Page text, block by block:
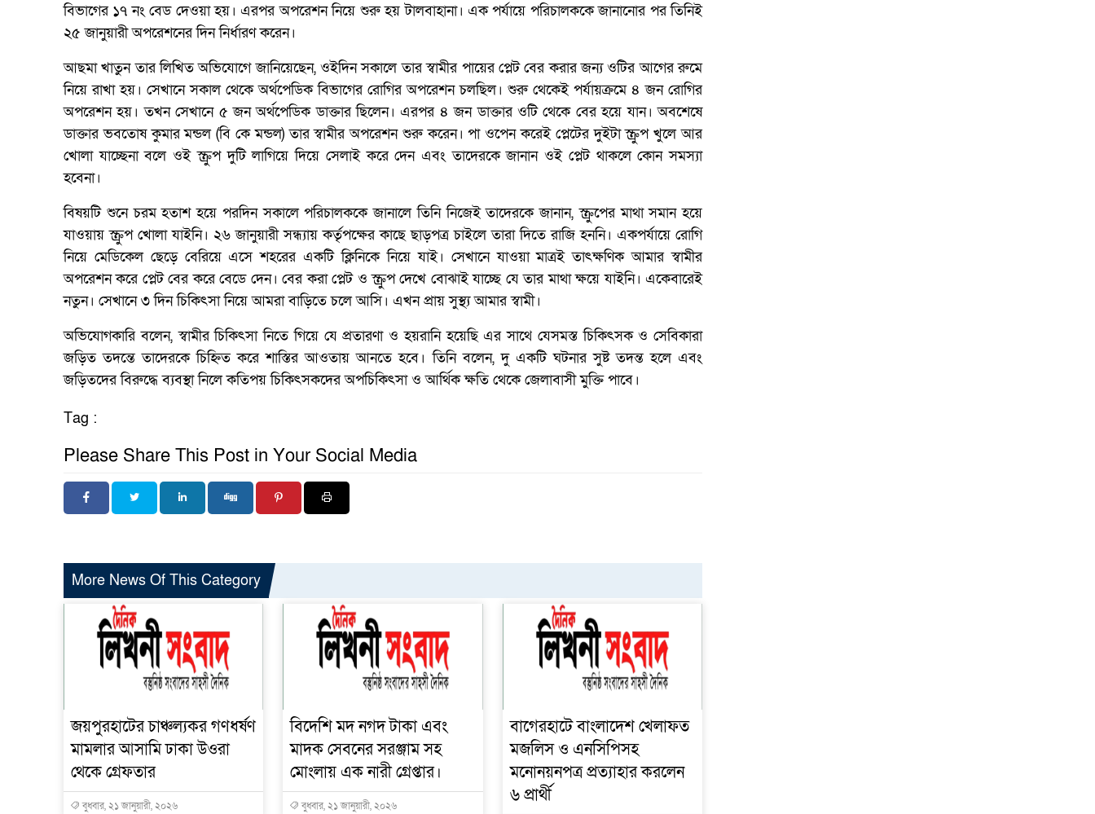
বিভাগের ১৭ নং বেড দেওয়া হয়। এরপর অপরেশন নিয়ে শুরু হয় টালবাহানা। এক পর্যায়ে পরিচালককে জানানোর পর তিনিই
২৫ জানুয়ারী অপরেশনের দিন নির্ধারণ করেন।
আছমা খাতুন তার লিখিত অভিযোগে জানিয়েছেন, ওইদিন সকালে তার স্বামীর পায়ের প্লেট বের করার জন্য ওটির আগের রুমে
নিয়ে রাখা হয়। সেখানে সকাল থেকে অর্থপেডিক বিভাগের রোগির অপরেশন চলছিল। শুরু থেকেই পর্যায়ক্রমে ৪ জন রোগির
অপরেশন হয়। তখন সেখানে ৫ জন অর্থপেডিক ডাক্তার ছিলেন। এরপর ৪ জন ডাক্তার ওটি থেকে বের হয়ে যান। অবশেষে
ডাক্তার ভবতোষ কুমার মন্ডল (বি কে মন্ডল) তার স্বামীর অপরেশন শুরু করেন। পা ওপেন করেই প্লেটের দুইটা স্ক্রুপ খুলে আর
খোলা যাচ্ছেনা বলে ওই স্ক্রুপ দুটি লাগিয়ে দিয়ে সেলাই করে দেন এবং তাদেরকে জানান ওই প্লেট থাকলে কোন সমস্যা
হবেনা।
বিষয়টি শুনে চরম হতাশ হয়ে পরদিন সকালে পরিচালককে জানালে তিনি নিজেই তাদেরকে জানান, স্ক্রুপের মাথা সমান হয়ে
যাওয়ায় স্ক্রুপ খোলা যাইনি। ২৬ জানুয়ারী সন্ধ্যায় কর্তৃপক্ষের কাছে ছাড়পত্র চাইলে তারা দিতে রাজি হননি। একপর্যায়ে রোগি
নিয়ে মেডিকেল ছেড়ে বেরিয়ে এসে শহরের একটি ক্লিনিকে নিয়ে যাই। সেখানে যাওয়া মাত্রই তাৎক্ষণিক আমার স্বামীর
অপরেশন করে প্লেট বের করে বেডে দেন। বের করা প্লেট ও স্ক্রুপ দেখে বোঝাই যাচ্ছে যে তার মাথা ক্ষয়ে যাইনি। একেবারেই
নতুন। সেখানে ৩ দিন চিকিৎসা নিয়ে আমরা বাড়িতে চলে আসি। এখন প্রায় সুস্থ্য আমার স্বামী।
অভিযোগকারি বলেন, স্বামীর চিকিৎসা নিতে গিয়ে যে প্রতারণা ও হয়রানি হয়েছি এর সাথে যেসমস্ত চিকিৎসক ও সেবিকারা
জড়িত তদন্তে তাদেরকে চিহ্নিত করে শাস্তির আওতায় আনতে হবে। তিনি বলেন, দু একটি ঘটনার সুষ্ট তদন্ত হলে এবং
জড়িতদের বিরুদ্ধে ব্যবস্থা নিলে কতিপয় চিকিৎসকদের অপচিকিৎসা ও আর্থিক ক্ষতি থেকে জেলাবাসী মুক্তি পাবে।
Tag :
Please Share This Post in Your Social Media
More News Of This Category
জয়পুরহাটের চাঞ্চল্যকর গণধর্ষণ
মামলার আসামি ঢাকা উওরা
থেকে গ্রেফতার
বুধবার, ২১ জানুয়ারী, ২০২৬
বিদেশি মদ নগদ টাকা এবং
মাদক সেবনের সরঞ্জাম সহ
মোংলায় এক নারী গ্রেপ্তার।
বুধবার, ২১ জানুয়ারী, ২০২৬
বাগেরহাটে বাংলাদেশ খেলাফত
মজলিস ও এনসিপিসহ
মনোনয়নপত্র প্রত্যাহার করলেন
৬ প্রার্থী